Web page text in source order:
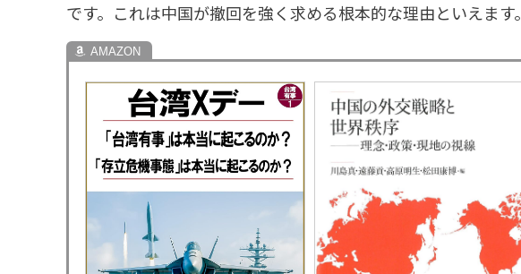
です。これは中国が撤回を強く求める根本的な理由といえます。